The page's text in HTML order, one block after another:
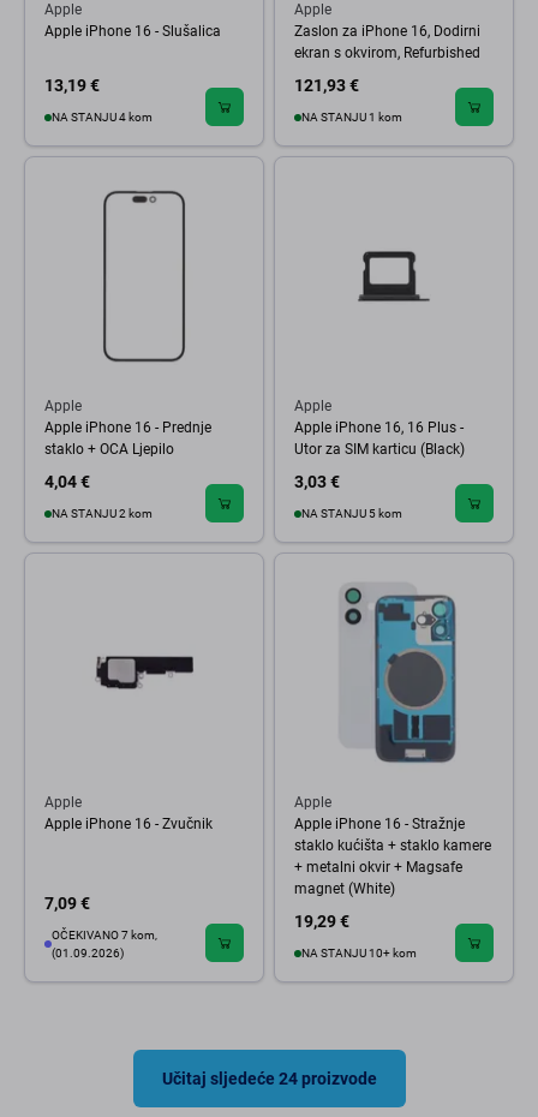
Apple
Apple iPhone 16 - Slušalica
13,19 €
NA STANJU 4 kom
Apple
Zaslon za iPhone 16, Dodirni
ekran s okvirom, Refurbished
121,93 €
NA STANJU 1 kom
Apple
Apple iPhone 16 - Prednje
staklo + OCA Ljepilo
4,04 €
NA STANJU 2 kom
Apple
Apple iPhone 16, 16 Plus -
Utor za SIM karticu (Black)
3,03 €
NA STANJU 5 kom
Apple
Apple iPhone 16 - Zvučnik
7,09 €
OČEKIVANO 7 kom,
(01.09.2026)
Apple
Apple iPhone 16 - Stražnje
staklo kućišta + staklo kamere
+ metalni okvir + Magsafe
magnet (White)
19,29 €
NA STANJU 10+ kom
Učitaj sljedeće 24 proizvode